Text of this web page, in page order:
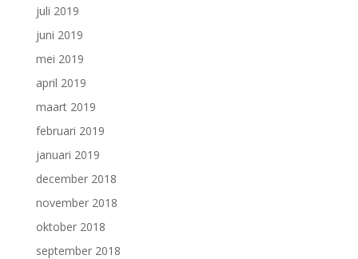
juli 2019
juni 2019
mei 2019
april 2019
maart 2019
februari 2019
januari 2019
december 2018
november 2018
oktober 2018
september 2018